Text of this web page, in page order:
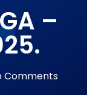
–
Comments